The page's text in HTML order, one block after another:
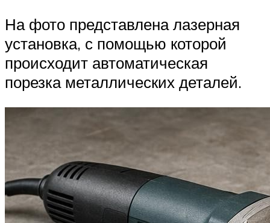
На фото представлена лазерная
установка, с помощью которой
происходит автоматическая
порезка металлических деталей.